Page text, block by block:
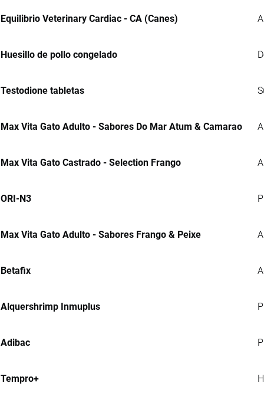
Equilibrio Veterinary Cardiac - CA (Canes)
Huesillo de pollo congelado
Testodione tabletas
Max Vita Gato Adulto - Sabores Do Mar Atum & Camarao
Max Vita Gato Castrado - Selection Frango
ORI-N3
Max Vita Gato Adulto - Sabores Frango & Peixe
Betafix
Alquershrimp Inmuplus
Adibac
Tempro+